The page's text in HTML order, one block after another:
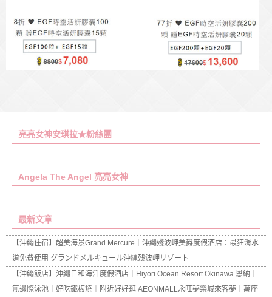
亮亮女神安琪拉★粉絲團
Angela The Angel 亮亮女神
最新文章
【沖繩住宿】超美海景Grand Mercure｜沖繩殘波岬美爵度假酒店：最狂滑水
道免費使用 グランドメルキュール沖縄残波岬リゾート
【沖繩飯店】沖繩日和海洋度假酒店｜Hiyori Ocean Resort Okinawa 恩納｜
無邊際泳池｜好吃鐵板燒｜附近好好逛 AEONMALL永旺夢樂城來客夢｜萬座